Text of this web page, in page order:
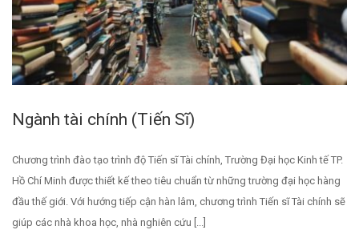
Ngành tài chính (Tiến Sĩ)
Chương trình đào tạo trình độ Tiến sĩ Tài chính, Trường Đại học Kinh tế TP.
Hồ Chí Minh được thiết kế theo tiêu chuẩn từ những trường đại học hàng
đầu thế giới. Với hướng tiếp cận hàn lâm, chương trình Tiến sĩ Tài chính sẽ
giúp các nhà khoa học, nhà nghiên cứu [...]